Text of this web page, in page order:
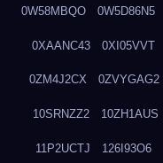
0W58MBQO 0W5D86N5
0XAANC43 0XI05VVT
0ZM4J2CX 0ZVYGAG2
10SRNZZ2 10ZH1AUS
11P2UCTJ 126I93O6